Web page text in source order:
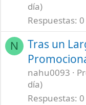
día)
Respuestas 0
N
Tras un
nahu0093
día)
Respuestas 0